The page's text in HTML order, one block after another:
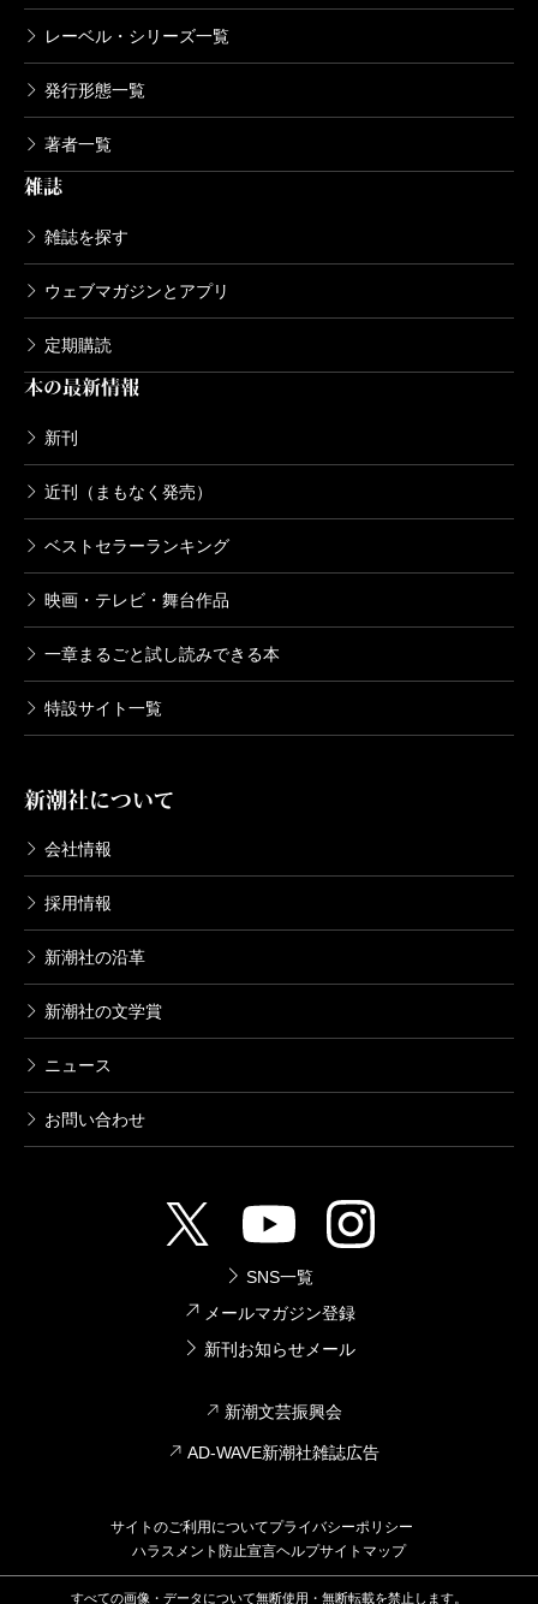
レーベル・シリーズ一覧
発行形態一覧
著者一覧
雑誌
雑誌を探す
ウェブマガジンとアプリ
定期購読
本の最新情報
新刊
近刊（まもなく発売）
ベストセラーランキング
映画・テレビ・舞台作品
一章まるごと試し読みできる本
特設サイト一覧
新潮社について
会社情報
採用情報
新潮社の沿革
新潮社の文学賞
ニュース
お問い合わせ
SNS一覧
メールマガジン登録
新刊お知らせメール
新潮文芸振興会
AD-WAVE新潮社雑誌広告
サイトのご利用についてプライバシーポリシー
ハラスメント防止宣言ヘルプサイトマップ
すべての画像・データについて無断使用・無断転載を禁止します。